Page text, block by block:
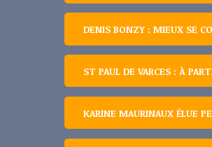
DENIS BONZY : MIEUX SE
ST PAUL DE VARCES : À
KARINE MAURINAUX ÉLUE